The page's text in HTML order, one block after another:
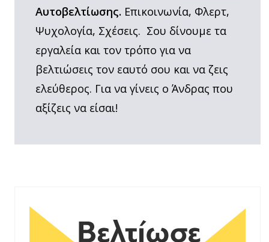
Αυτοβελτίωσης. Επικοινωνία, Φλερτ,
Ψυχολογία, Σχέσεις. Σου δίνουμε τα
εργαλεία και τον τρόπο για να
βελτιώσεις τον εαυτό σου και να ζεις
ελεύθερος. Για να γίνεις ο Άνδρας που
αξίζεις να είσαι!